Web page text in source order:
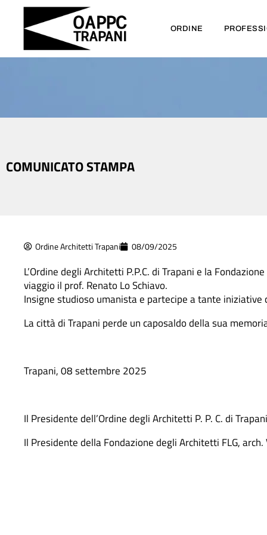
ORDINE
COMUNICATO STAMPA
Ordine Architetti Trapani 08/09/2025
L’Ordine degli Architetti P.P.C. di Trapani e la
viaggio il prof. Renato Lo Schiavo.
Insigne studioso umanista e partecipe a tante
La città di Trapani perde un caposaldo della sua
Trapani, 08 settembre 2025
Il Presidente dell’Ordine degli Architetti P. P. C. di
Il Presidente della Fondazione degli Architetti FLG,